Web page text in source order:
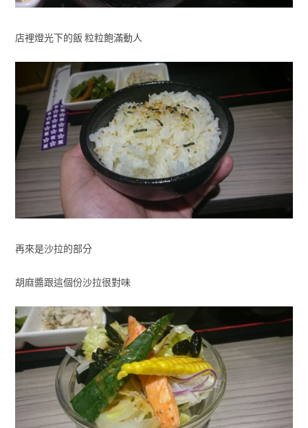
店裡燈光下的飯 粒粒飽滿動人
再來是沙拉的部分
胡麻醬跟這個份沙拉很對味